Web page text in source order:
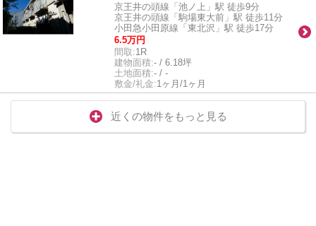
京王井の頭線「池ノ上」駅 徒歩9分
京王井の頭線「駒場東大前」駅 徒歩11分
小田急小田原線「東北沢」駅 徒歩17分
6.5万円
間取:1R
建物面積:- / 6.18坪
土地面積:- / -
敷金/礼金:1ヶ月/1ヶ月
近くの物件をもっと見る